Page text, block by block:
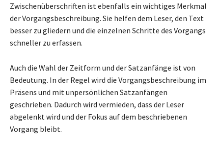
Zwischenüberschriften ist ebenfalls ein wichtiges Merkmal
der Vorgangsbeschreibung. Sie helfen dem Leser, den Text
besser zu gliedern und die einzelnen Schritte des Vorgangs
schneller zu erfassen.
Auch die Wahl der Zeitform und der Satzanfänge ist von
Bedeutung. In der Regel wird die Vorgangsbeschreibung im
Präsens und mit unpersönlichen Satzanfängen
geschrieben. Dadurch wird vermieden, dass der Leser
abgelenkt wird und der Fokus auf dem beschriebenen
Vorgang bleibt.